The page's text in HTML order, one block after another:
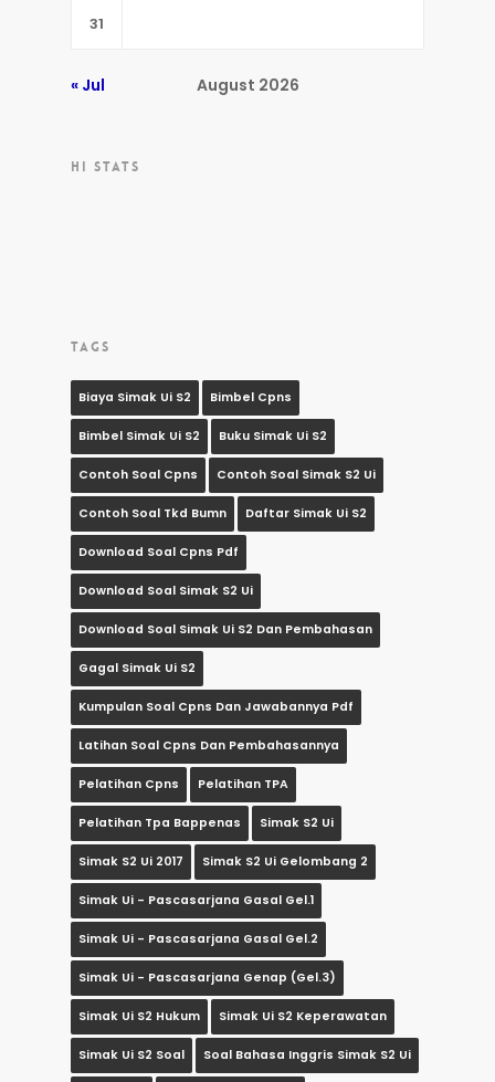
August 2026
31
« Jul
HI STATS
TAGS
Biaya Simak Ui S2 Bimbel Cpns
Bimbel Simak Ui S2 Buku Simak Ui S2
Contoh Soal Cpns Contoh Soal Simak S2 Ui
Contoh Soal Tkd Bumn Daftar Simak Ui S2
Download Soal Cpns Pdf
Download Soal Simak S2 Ui
Download Soal Simak Ui S2 Dan Pembahasan
Gagal Simak Ui S2
Kumpulan Soal Cpns Dan Jawabannya Pdf
Latihan Soal Cpns Dan Pembahasannya
Pelatihan Cpns Pelatihan TPA
Pelatihan Tpa Bappenas Simak S2 Ui
Simak S2 Ui 2017 Simak S2 Ui Gelombang 2
Simak Ui - Pascasarjana Gasal Gel.1
Simak Ui - Pascasarjana Gasal Gel.2
Simak Ui - Pascasarjana Genap (gel.3)
Simak Ui S2 Hukum Simak Ui S2 Keperawatan
Simak Ui S2 Soal Soal Bahasa Inggris Simak S2 Ui